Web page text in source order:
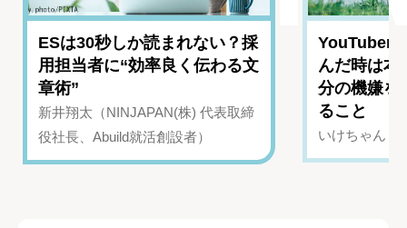
ESは30秒しか読まれない？採
用担当者に“効率良く伝わる文
章術”
新井翔太（NINJAPAN(株) 代表取締
役社長、Abuild就活創設者）
YouTuber
んだ時は
分の機嫌を
ること
いけちゃん（